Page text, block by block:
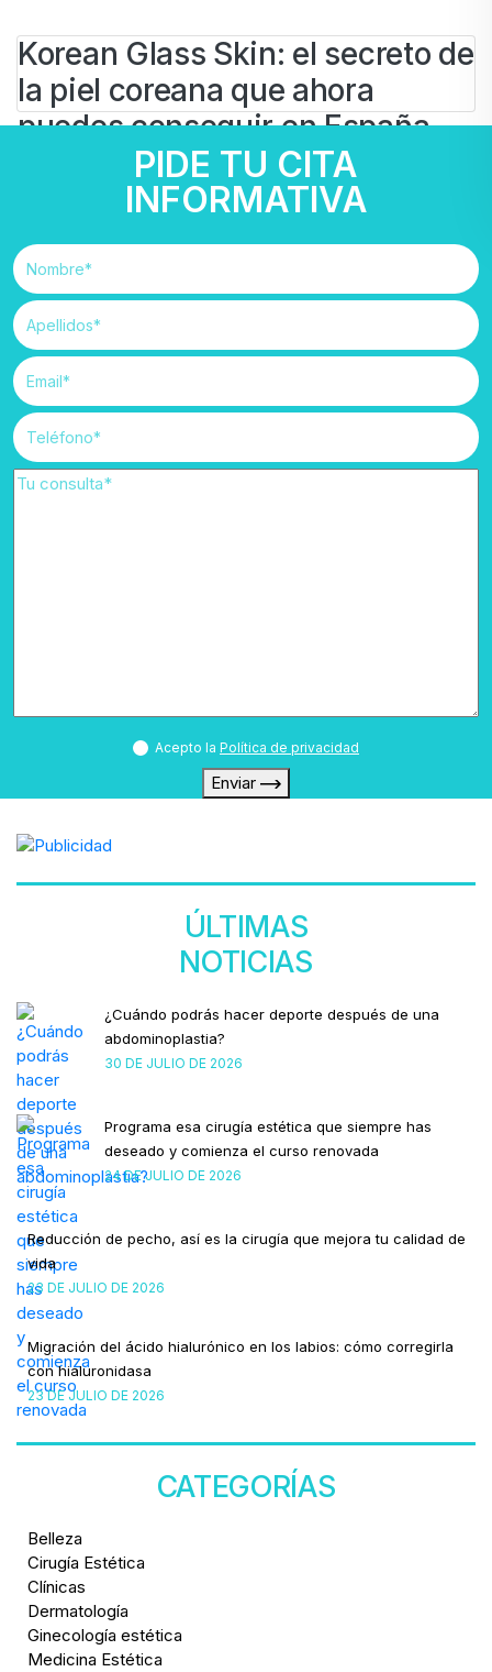
Korean Glass Skin: el secreto de
la piel coreana que ahora
puedes conseguir en España
5 DE JUNIO DE 2026
PIDE TU CITA
INFORMATIVA
Acepto la Política de privacidad
Enviar
ÚLTIMAS
NOTICIAS
¿Cuándo podrás hacer deporte después de una
abdominoplastia?
30 DE JULIO DE 2026
Programa esa cirugía estética que siempre has
deseado y comienza el curso renovada
24 DE JULIO DE 2026
Reducción de pecho, así es la cirugía que mejora tu calidad de
vida
23 DE JULIO DE 2026
Migración del ácido hialurónico en los labios: cómo corregirla
con hialuronidasa
23 DE JULIO DE 2026
CATEGORÍAS
Belleza
Cirugía Estética
Clínicas
Dermatología
Ginecología estética
Medicina Estética